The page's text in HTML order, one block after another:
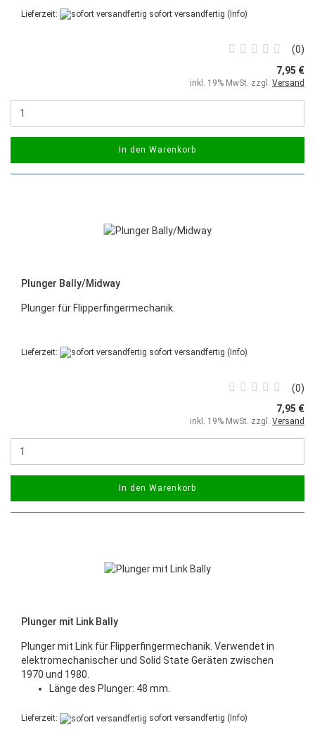
Lieferzeit: sofort versandfertig (Info)
0
7,95 €
inkl. 19% MwSt. zzgl. Versand
In den Warenkorb
Plunger Bally/Midway
Plunger für Flipperfingermechanik.
Lieferzeit: sofort versandfertig (Info)
0
7,95 €
inkl. 19% MwSt. zzgl. Versand
In den Warenkorb
Plunger mit Link Bally
Plunger mit Link für Flipperfingermechanik. Verwendet in
elektromechanischer und Solid State Geräten zwischen
1970 und 1980.
Länge des Plunger: 48 mm.
Lieferzeit: sofort versandfertig (Info)